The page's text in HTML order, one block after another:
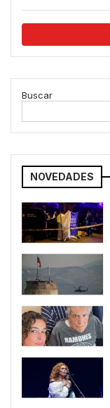
Buscar
NOVEDADES